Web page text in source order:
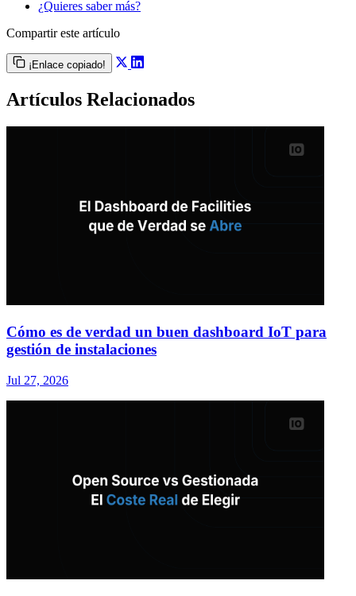
¿Quieres saber más?
Compartir este artículo
¡Enlace copiado!
Artículos Relacionados
Cómo es de verdad un buen dashboard IoT para
gestión de instalaciones
Jul 27, 2026